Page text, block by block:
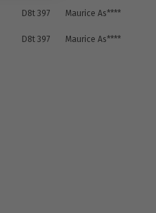
D8t 397 Maurice As****
D8t 397 Maurice As****